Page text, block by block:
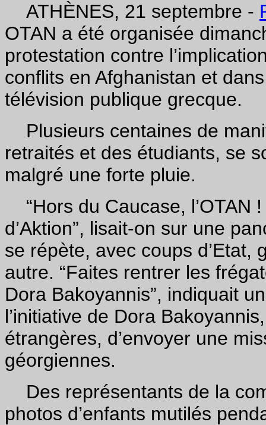
ATHÈNES, 21 septembre -
OTAN a été organisée
protestation contre
conflits en Afghanistan et
télévision publique grecque.
Plusieurs centaines de
retraités et des étudiants, se
malgré une forte pluie.
“Hors du Caucase, l’OTAN
d’Aktion”, lisait-on sur une
se répète, avec coups d’Etat,
autre. “Faites rentrer les
Dora Bakoyannis”, indiquait
l’initiative de Dora
étrangères, d’envoyer une
géorgiennes.
Des représentants de la
photos d’enfants mutilés